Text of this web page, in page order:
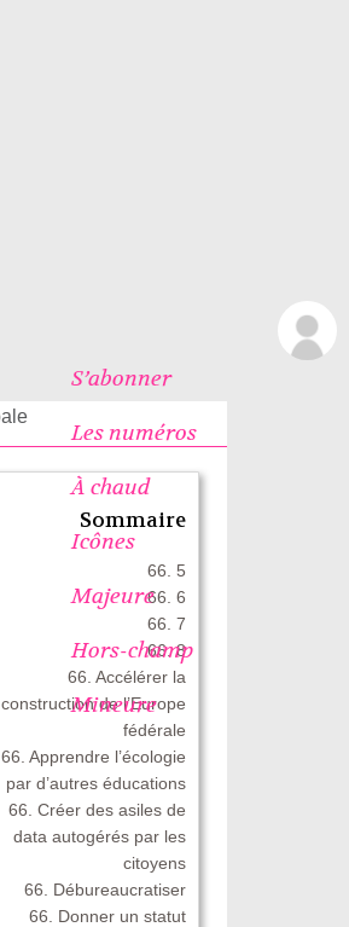
S’abonner
Les numéros
À chaud
Icônes
Majeure
Hors-champ
Mineure
Sommaire
66. 5
66. 6
66. 7
66. 8
66. Accélérer la
construction de l’Europe
fédérale
66. Apprendre l’écologie
par d’autres éducations
66. Créer des asiles de
data autogérés par les
citoyens
66. Débureaucratiser
66. Donner un statut